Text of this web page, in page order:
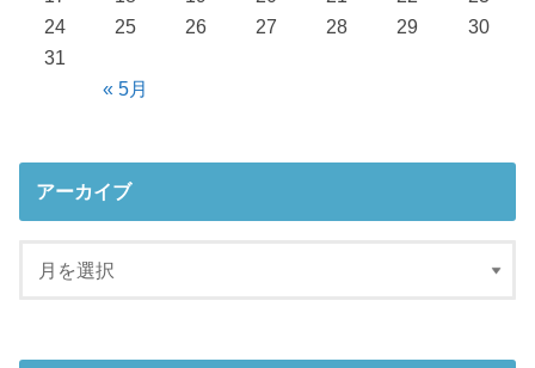
« 5月
24
25 26 27 28 29
30
31
アーカイブ